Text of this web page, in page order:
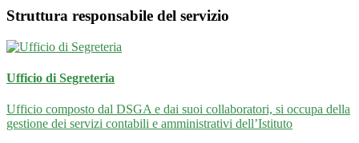
Struttura responsabile del servizio
Ufficio di Segreteria
Ufficio composto dal DSGA e dai suoi collaboratori, si occupa della
gestione dei servizi contabili e amministrativi dell’Istituto